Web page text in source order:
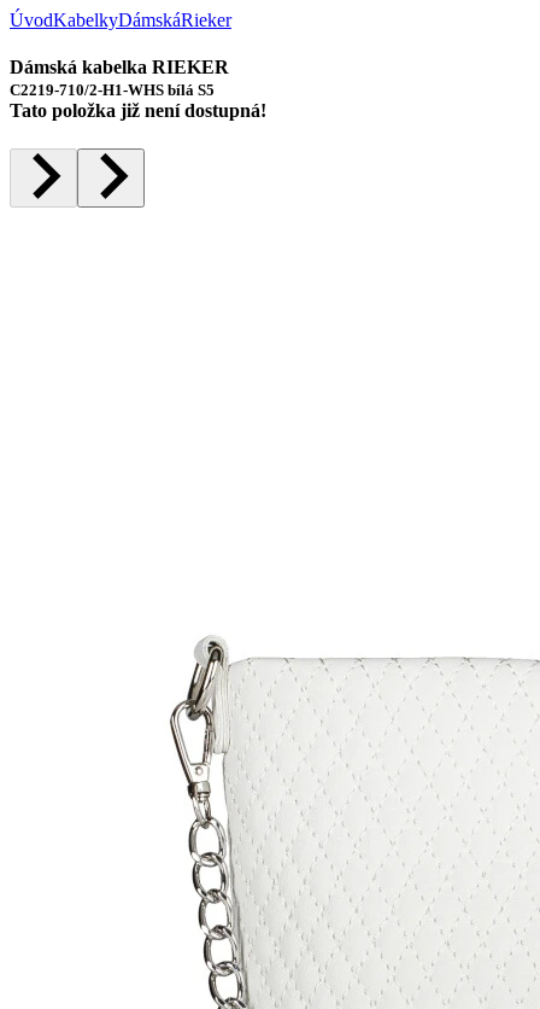
ÚvodKabelkyDámskáRieker
Dámská kabelka RIEKER
C2219-710/2-H1-WHS bílá S5
Tato položka již není dostupná!